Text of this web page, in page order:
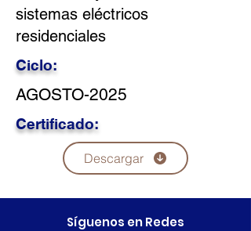
sistemas eléctricos
residenciales
Ciclo:
AGOSTO-2025
Certificado:
Descargar
Síguenos en Redes